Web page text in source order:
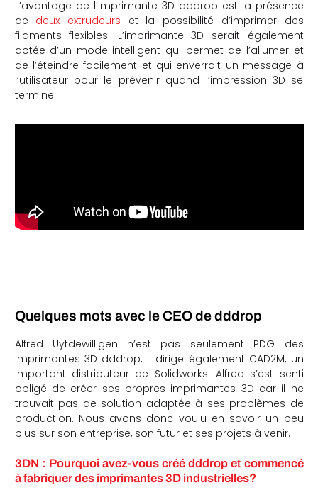
L’avantage de l’imprimante 3D dddrop est la présence
de deux extrudeurs et la possibilité d’imprimer des
filaments flexibles. L’imprimante 3D serait également
dotée d’un mode intelligent qui permet de l’allumer et
de l’éteindre facilement et qui enverrait un message à
l’utilisateur pour le prévenir quand l’impression 3D se
termine.
Quelques mots avec le CEO de dddrop
Alfred Uytdewilligen n’est pas seulement PDG des
imprimantes 3D dddrop, il dirige également CAD2M, un
important distributeur de Solidworks. Alfred s’est senti
obligé de créer ses propres imprimantes 3D car il ne
trouvait pas de solution adaptée à ses problèmes de
production. Nous avons donc voulu en savoir un peu
plus sur son entreprise, son futur et ses projets à venir.
3DN : Pourquoi avez-vous créé dddrop et commencé
à fabriquer des imprimantes 3D industrielles?